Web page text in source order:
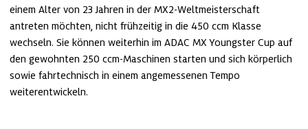
einem Alter von 23 Jahren in der MX2-Weltmeisterschaft
antreten möchten, nicht frühzeitig in die 450 ccm Klasse
wechseln. Sie können weiterhin im ADAC MX Youngster Cup auf
den gewohnten 250 ccm-Maschinen starten und sich körperlich
sowie fahrtechnisch in einem angemessenen Tempo
weiterentwickeln.